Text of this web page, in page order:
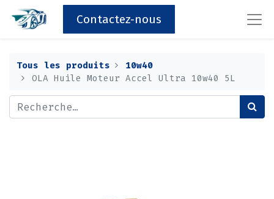
Contactez-nous
Tous les produits
10w40
OLA Huile Moteur Accel Ultra 10w40 5L